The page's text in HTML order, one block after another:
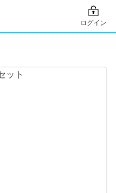
ログイン